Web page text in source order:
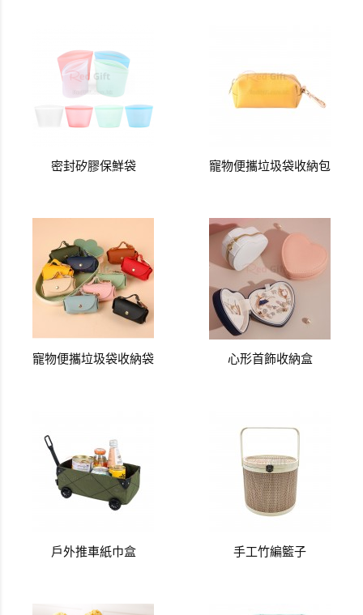
密封矽膠保鮮袋 寵物便攜垃圾袋收納包
寵物便攜垃圾袋收納袋 心形首飾收納盒
戶外推車紙巾盒 手工竹編籃子